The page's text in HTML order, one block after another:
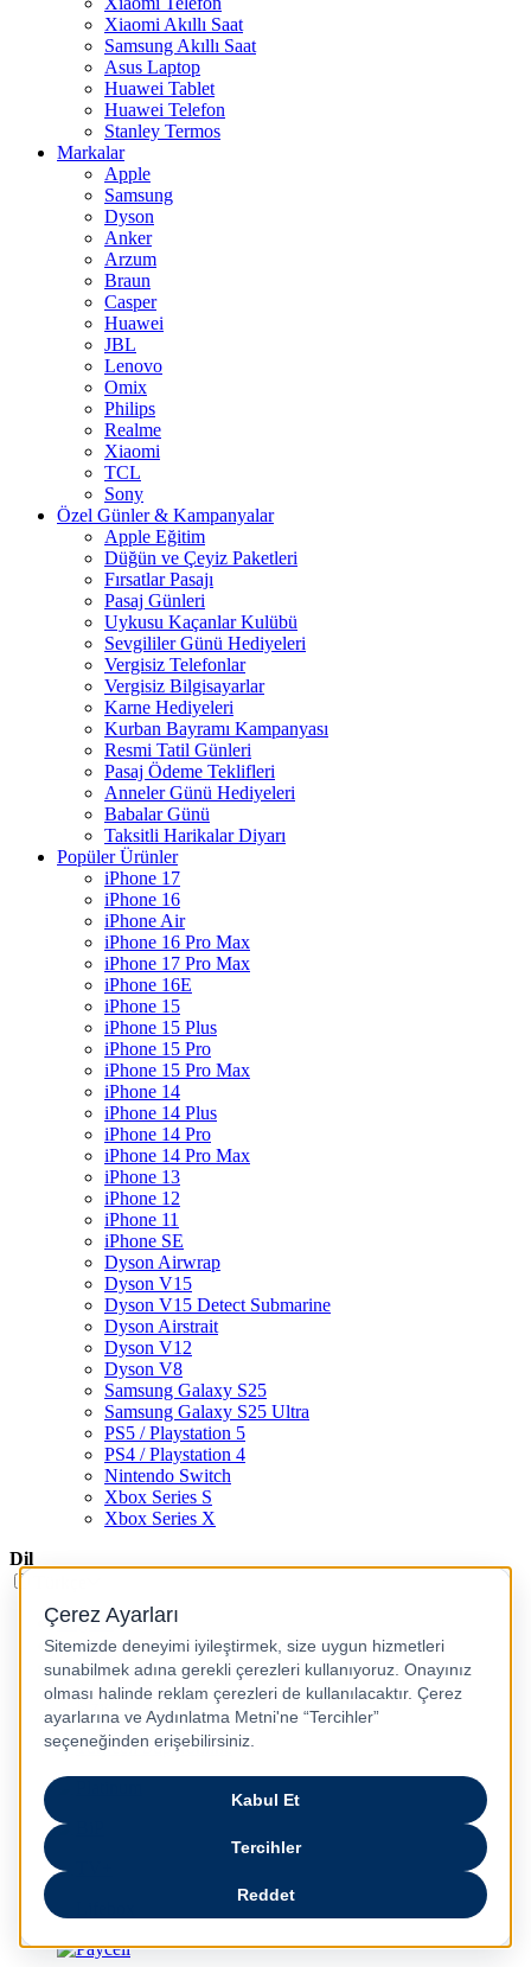
Xiaomi Akıllı Saat
Samsung Akıllı Saat
Asus Laptop
Huawei Tablet
Huawei Telefon
Stanley Termos
Markalar
Apple
Samsung
Dyson
Anker
Arzum
Braun
Casper
Huawei
JBL
Lenovo
Omix
Philips
Realme
Xiaomi
TCL
Sony
Özel Günler & Kampanyalar
Apple Eğitim
Düğün ve Çeyiz Paketleri
Fırsatlar Pasajı
Pasaj Günleri
Uykusu Kaçanlar Kulübü
Sevgililer Günü Hediyeleri
Vergisiz Telefonlar
Vergisiz Bilgisayarlar
Karne Hediyeleri
Kurban Bayramı Kampanyası
Resmi Tatil Günleri
Pasaj Ödeme Teklifleri
Anneler Günü Hediyeleri
Babalar Günü
Taksitli Harikalar Diyarı
Popüler Ürünler
iPhone 17
iPhone 16
iPhone Air
iPhone 16 Pro Max
iPhone 17 Pro Max
iPhone 16E
iPhone 15
iPhone 15 Plus
iPhone 15 Pro
iPhone 15 Pro Max
iPhone 14
iPhone 14 Plus
iPhone 14 Pro
iPhone 14 Pro Max
iPhone 13
iPhone 12
iPhone 11
iPhone SE
Dyson Airwrap
Dyson V15
Dyson V15 Detect Submarine
Dyson Airstrait
Dyson V12
Dyson V8
Samsung Galaxy S25
Samsung Galaxy S25 Ultra
PS5 / Playstation 5
PS4 / Playstation 4
Nintendo Switch
Xbox Series S
Xbox Series X
Dil
English
عربى
русский